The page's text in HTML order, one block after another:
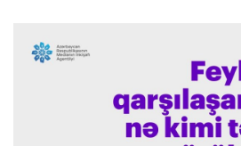
Transfer 00:06 06.08.2026
"İnter"in müdafiəçisi üç klubu
00:02 06.08.2026